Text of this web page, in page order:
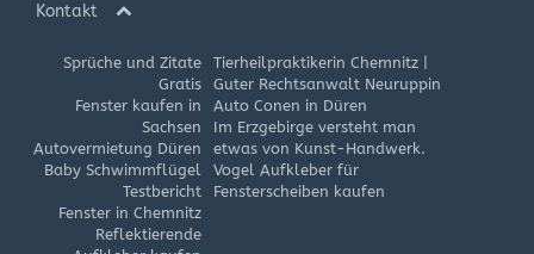
Kontakt
Sprüche und Zitate
Gratis
Fenster kaufen in
Sachsen
Autovermietung Düren
Baby Schwimmflügel
Testbericht
Fenster in Chemnitz
Reflektierende
Tierheilpraktikerin Chemnitz|
Guter Rechtsanwalt Neuruppin
Auto Conen in Düren
Im Erzgebirge versteht man
etwas von Kunst-Handwerk.
Vogel Aufkleber für
Fensterscheiben kaufen